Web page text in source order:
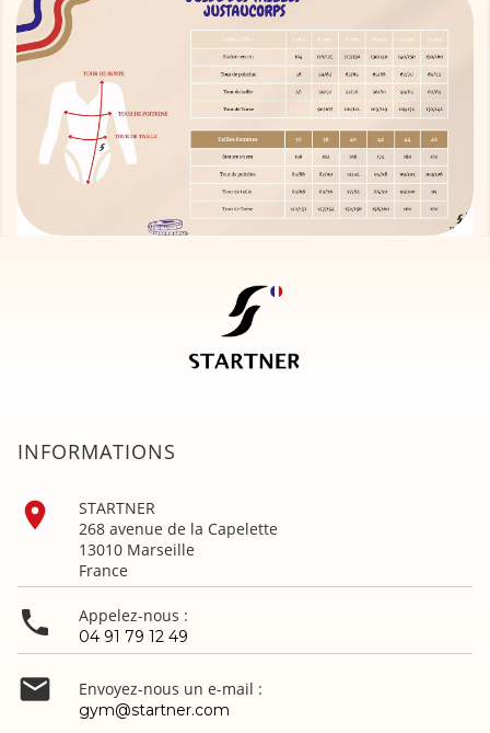
INFORMATIONS

STARTNER
268 avenue de la Capelette
13010 Marseille
France
 Appelez-nous :
04 91 79 12 49
 Envoyez-nous un e-mail :
gym@startner.com